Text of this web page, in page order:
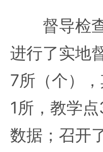
督导检查
进行了实地
7所（个）
1所，教学
数据；召开